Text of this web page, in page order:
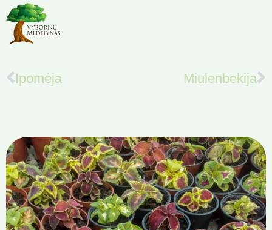
Ipomėja Miulenbekija